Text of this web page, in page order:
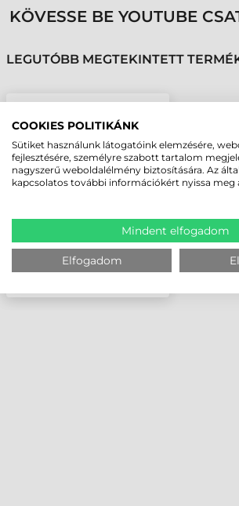
KÖVESSE BE YOUTUBE
LEGUTÓBB MEGTEKINTETT
ASZTALI/FALI, FEHÉR
COOKIES POLITIKÁNK
Sütiket használunk látogatóink elemzésére,
fejlesztésére, személyre szabott tartalom
nagyszerű weboldalélmény biztosítására. Az
kapcsolatos további információkért nyissa meg
Mindent elfogadom
Elfogadom